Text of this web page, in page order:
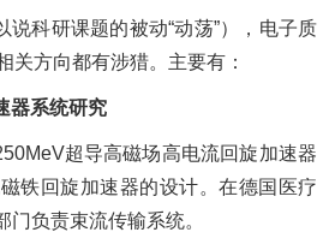
说科研课题的被动“动荡”），电子质
关方向都有涉猎。主要有：
器系统研究
超导高磁场高电流回旋加速器
铁回旋加速器的设计。在德国医疗
门负责束流传输系统。